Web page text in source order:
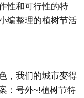
性和可行性的特
编整理的植树节活
，我们的城市变得
：号外~!植树节特